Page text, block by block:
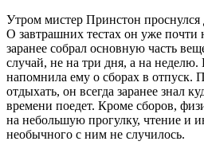
Утром мистер Принстон проснулся
О завтрашних тестах он уже почти
заранее собрал основную часть
случай, не на три дня, а на неделю.
напомнила ему о сборах в отпуск.
отдыхать, он всегда заранее знал
времени поедет. Кроме сборов,
на небольшую прогулку, чтение и
необычного с ним не случилось.